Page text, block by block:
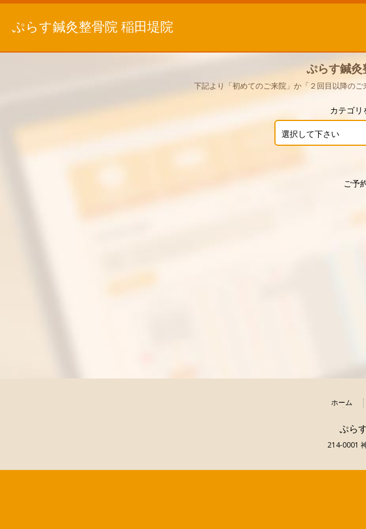
ぷらす鍼灸整骨院 稲田堤院
ぷらす鍼
下記より「初めてのご来院」か「２回目以降の
カテゴリ
選択して下さい
ご予
ホーム
ぷら
214-0001